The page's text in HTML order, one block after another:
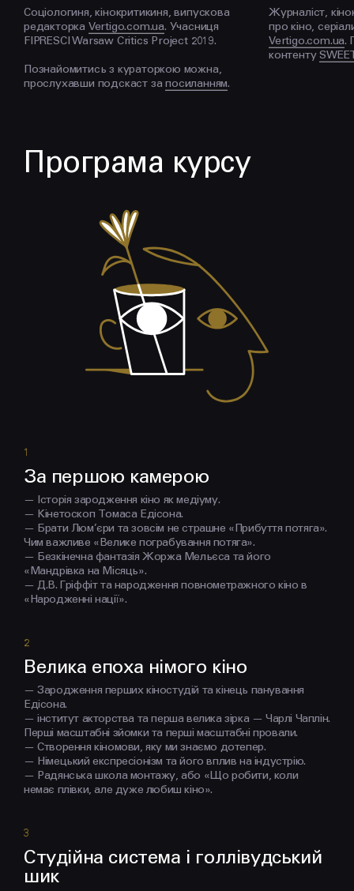
Соціологиня, кінокритикиня, випускова
редакторка Vertigo.com.ua. Учасниця
FIPRESCI Warsaw Critics Project 2019.
Познайомитись з кураторкою можна,
прослухавши подскаст запосиланням.
Журналіст,
про кіно,
Vertigo.com.ua.
контенту
Програма курсу
За першою камерою
— Історія зародження кіно як медіуму.
— Кінетоскоп Томаса Едісона.
— Брати Люм’єри та зовсім не страшне «Прибуття потяга».
Чим важливе «Велике пограбування потяга».
— Безкінечна фантазія Жоржа Мельєса та його
«Мандрівка на Місяць».
— Д.В. Гріффіт та народження повнометражного кіно в
«Народженні нації».
Велика епоха німого кіно
— Зародження перших кіностудій та кінець панування
Едісона.
— інститут акторства та перша велика зірка — Чарлі Чаплін.
Перші масштабні зйомки та перші масштабні провали.
— Створення кіномови, яку ми знаємо дотепер.
— Німецький експресіонізм та його вплив на індустрію.
— Радянська школа монтажу, або «Що робити, коли
немає плівки, але дуже любиш кіно».
Студійна система і голлівудський
шик